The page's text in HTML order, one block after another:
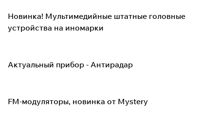
Новинка! Мультимедийные штатные головные
устройства на иномарки
Актуальный прибор - Антирадар
FM-модуляторы, новинка от Mystery